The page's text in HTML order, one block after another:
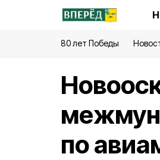
80 лет Победы
по